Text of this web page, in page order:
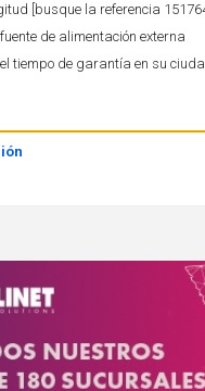
[busque la referencia
de alimentación externa
tiempo de garantía en su